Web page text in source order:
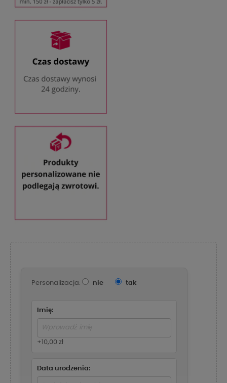
Personalizacja: nie tak
Imię:
+10,00 zł
Data urodzenia: